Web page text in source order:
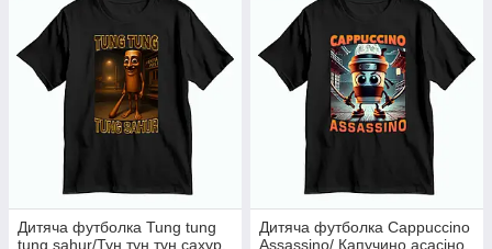
Дитяча футболка Tung tung
tung sahur/Тун тун тун сахур,
Дитяча футболка Cappuccino
Assassino/ Капучино асасіно,